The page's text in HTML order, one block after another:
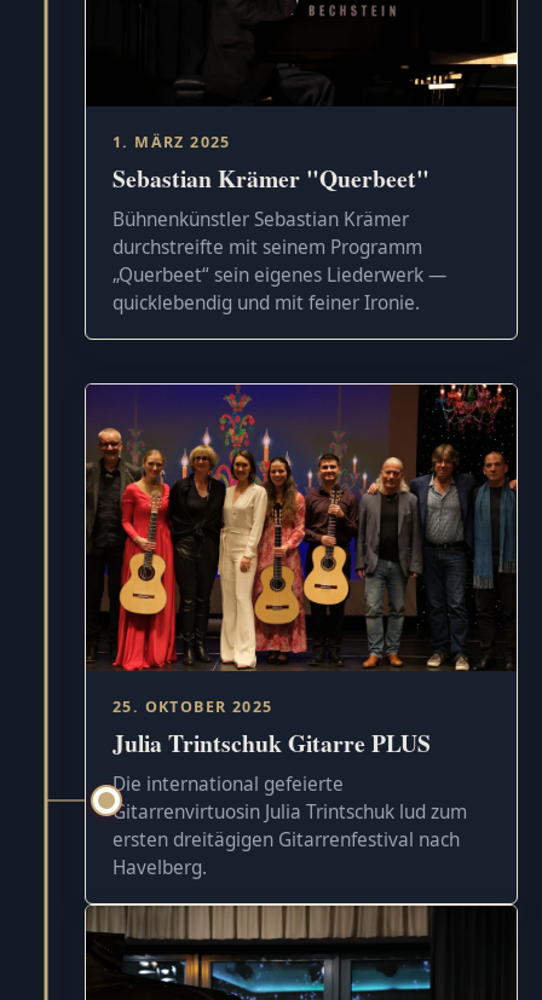
1. MÄRZ 2025
Sebastian Krämer "Querbeet"
Bühnenkünstler Sebastian Krämer
durchstreifte mit seinem Programm
„Querbeet“ sein eigenes Liederwerk —
quicklebendig und mit feiner Ironie.
25. OKTOBER 2025
Julia Trintschuk Gitarre PLUS
Die international gefeierte
Gitarrenvirtuosin Julia Trintschuk lud zum
ersten dreitägigen Gitarrenfestival nach
Havelberg.